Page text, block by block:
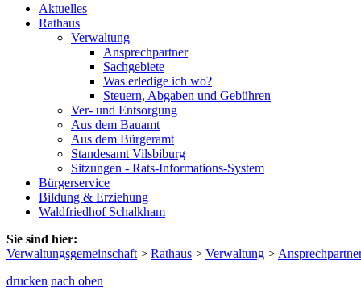
Aktuelles
Rathaus
Verwaltung
Ansprechpartner
Sachgebiete
Was erledige ich wo?
Steuern, Abgaben und Gebühren
Ver- und Entsorgung
Aus dem Bauamt
Aus dem Bürgeramt
Standesamt Vilsbiburg
Sitzungen - Rats-Informations-System
Bürgerservice
Bildung & Erziehung
Waldfriedhof Schalkham
Sie sind hier:
Verwaltungsgemeinschaft > Rathaus > Verwaltung >
drucken nach oben